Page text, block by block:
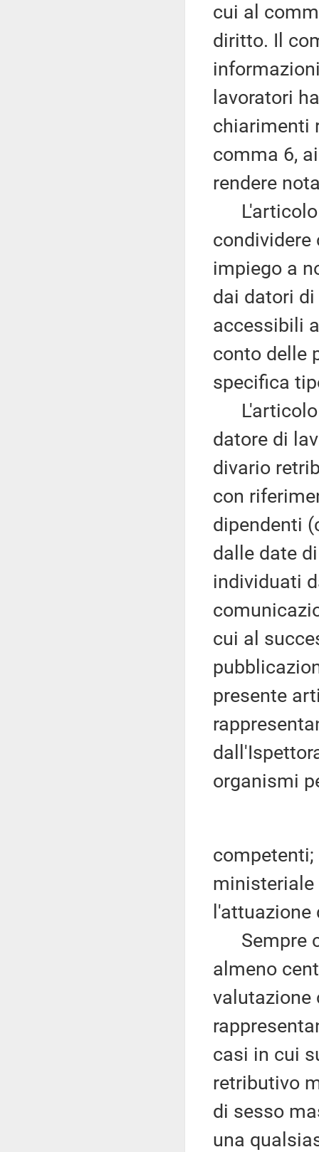
cui al
diritto. Il
lavoratori
chiarimenti
comma 6,
rendere
L'articolo
condividere
impiego a
dai datori
accessibili
conto delle
specifica
L'articolo
datore di
divario
con
dipendenti
dalle date
individuati
cui al
presente
organismi
ministeriale
Sempre
almeno
valutazione
casi in cui
retributivo
di sesso
una